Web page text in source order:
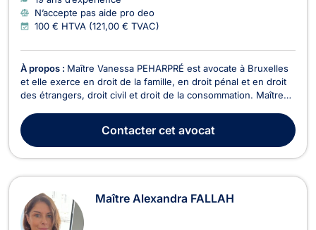
N’accepte pas aide pro deo
100 € HTVA (121,00 € TVAC)
À propos : Maître Vanessa PEHARPRÉ est avocate à Bruxelles
et elle exerce en droit de la famille, en droit pénal et en droit
des étrangers, droit civil et droit de la consommation. Maître
famille, notamment pour les dossiers portant sur la séparation,
le divorce, la liquidation du...
Contactercet avocat
Maître Alexandra FALLAH